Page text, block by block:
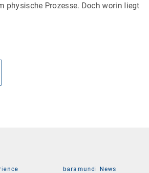
physische Prozesse. Doch worin liegt
baramundi News